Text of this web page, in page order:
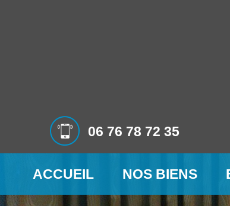
06 76 78 72 35
ACCUEIL NOS BIENS